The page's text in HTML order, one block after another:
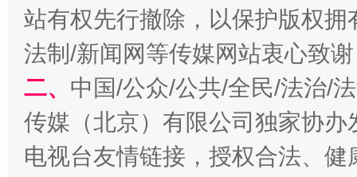
站有权先行撤除，以保护版权
法制/新闻网等传媒网站衷心致
二、 中国/公众/公共/全民/法治/
传媒（北京）有限公司独家协
电视台友情链接，授权合法、